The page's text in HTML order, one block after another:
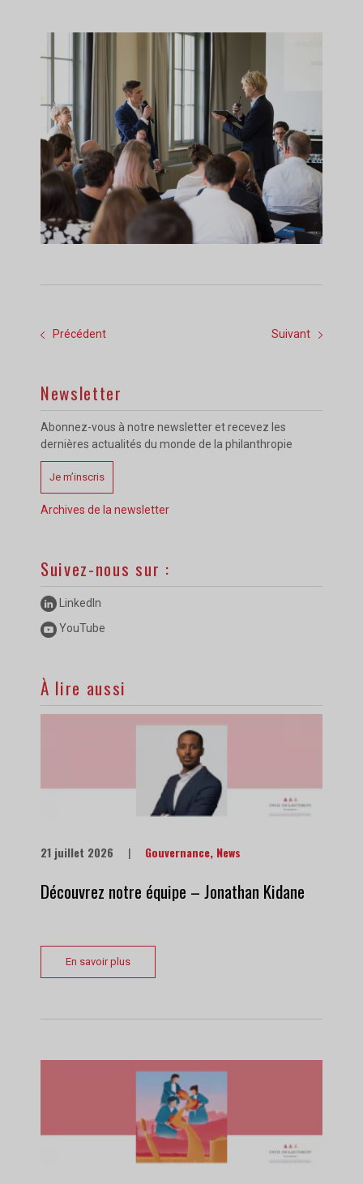
Précédent Suivant
Newsletter
Abonnez-vous à notre newsletter et recevez les
dernières actualités du monde de la philanthropie
Je m’inscris
Archives de la newsletter
Suivez-nous sur :
LinkedIn
YouTube
À lire aussi
21 juillet 2026 | Gouvernance, News
Découvrez notre équipe – Jonathan Kidane
En savoir plus